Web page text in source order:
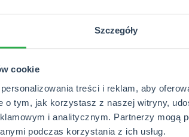
Szczegóły
cookie
treści i reklam, aby
o tym, jak korzystasz z naszej witryny,
i analitycznym. Partnerzy mogą
podczas korzystania z ich usług.
zasięgnąć telefonicznej porady
szyb w samochodzie, Compensa
zorganizuje pomoc w razie uszkodzenia
które przewozisz w aucie
sprawy odszkodowania w razie
uszkodzone podczas zderzenia z
pomiędzy wartością początkową